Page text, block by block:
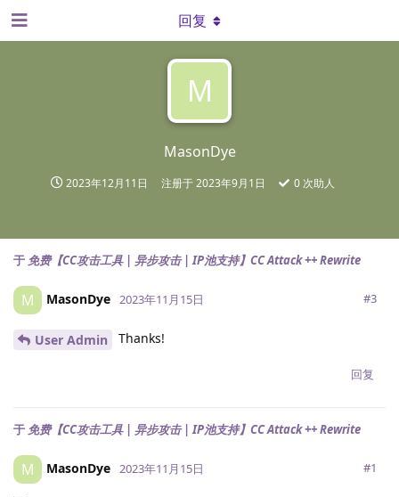
M
MasonDye
2023年12月11日 注册于2023年9月1日 0 次助人
回复
于 免费【CC攻击工具 | 异步攻击 | IP池支持】CC Attack ++ Rewrite
M MasonDye 2023年11月15日 #3
User Admin Thanks!
回复
于 免费【CC攻击工具 | 异步攻击 | IP池支持】CC Attack ++ Rewrite
M MasonDye 2023年11月15日 #1